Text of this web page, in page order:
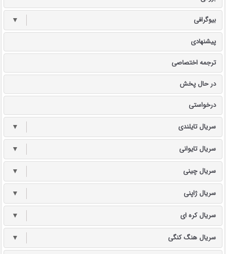
بیوگرافی ▼
پیشنهادی
ترجمه اختصاصی
در حال پخش
درخواستی
سریال تایلندی ▼
سریال تایوانی ▼
سریال چینی ▼
سریال ژاپنی ▼
سریال کره ای ▼
سریال هنگ کنگی ▼